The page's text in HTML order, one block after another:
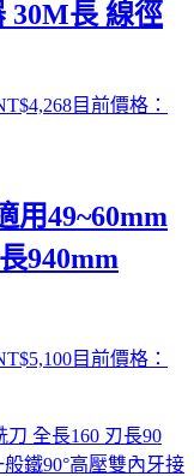
30M長 線徑
4,268目前價格：
用49~60mm
940mm
5,100目前價格：
刀 全長160 刃長90
般鐵90°高壓雙內牙接